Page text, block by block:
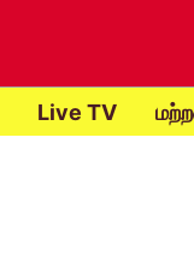
Live TV